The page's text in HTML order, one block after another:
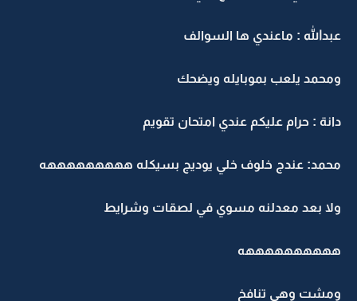
عبدالله : ماعندي ها السوالف
ومحمد يلعب بموبايله ويضحك
دانة : حرام عليكم عندي امتحان تقويم
محمد: عندج خلوف خلي يوديج بسيكله هههههههههه
ولا بعد معدلنه مسوي في لصقات وشرايط
ههههههههههه
ومشت وهي تنافخ